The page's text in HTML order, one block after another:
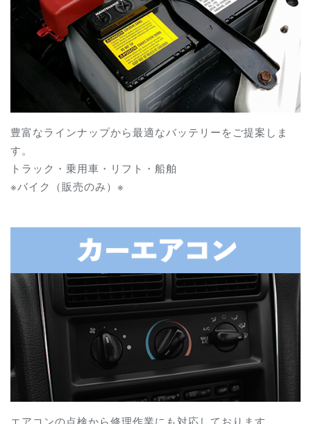
豊富なラインナップから最適なバッテリーをご提案しま
す。
トラック・乗用車・リフト・船舶
※バイク（販売のみ）※
エアコンの点検から修理作業にも対応しております。.